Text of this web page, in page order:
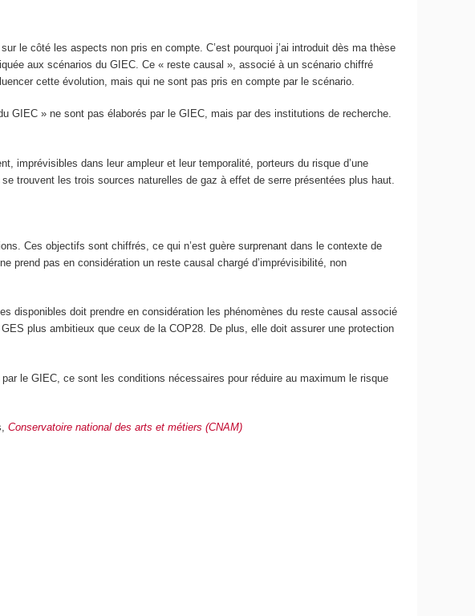
le côté les aspects non pris en compte. C’est pourquoi j’ai introduit dès ma thèse
aux scénarios du GIEC. Ce « reste causal », associé à un scénario chiffré
cette évolution, mais qui ne sont pas pris en compte par le scénario.
GIEC » ne sont pas élaborés par le GIEC, mais par des institutions de recherche.
imprévisibles dans leur ampleur et leur temporalité, porteurs du risque d’une
trouvent les trois sources naturelles de gaz à effet de serre présentées plus haut.
Ces objectifs sont chiffrés, ce qui n’est guère surprenant dans le contexte de
prend pas en considération un reste causal chargé d’imprévisibilité, non
disponibles doit prendre en considération les phénomènes du reste causal associé
plus ambitieux que ceux de la COP28. De plus, elle doit assurer une protection
le GIEC, ce sont les conditions nécessaires pour réduire au maximum le risque
Conservatoire national des arts et métiers (CNAM)